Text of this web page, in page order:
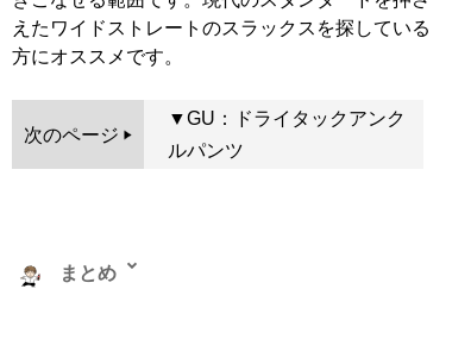
えたワイドストレートのスラックスを探している
方にオススメです。
次のページ
▼GU：ドライタックアンク
ルパンツ
まとめ